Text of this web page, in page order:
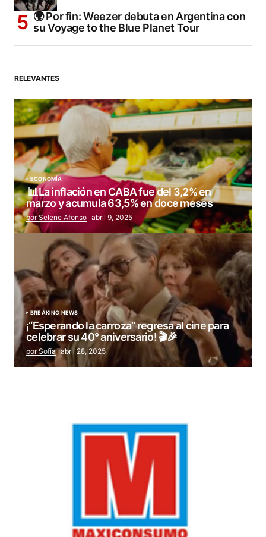
🌍 Por fin: Weezer debuta en Argentina con
su Voyage to the Blue Planet Tour
RELEVANTES
ECONOMÍA
📊La inflación en CABA fue del 3,2% en
marzo y acumula 63,5% en doce meses
por Selene Afonso abril 9, 2025
BREAKING NEWS
¡“Esperando la carroza” regresa al cine para
celebrar su 40° aniversario! 🎬🎉
por Sofía abril 28, 2025